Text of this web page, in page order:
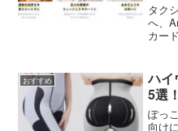
タク
へ、
カー
おすすめ
ハイ
5選
ぽっ
向け